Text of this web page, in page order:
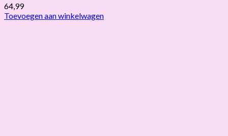
64,99
Toevoegen aan winkelwagen